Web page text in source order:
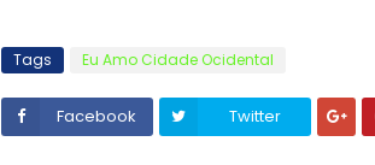
Tags Eu Amo Cidade Ocidental
Facebook Twitter